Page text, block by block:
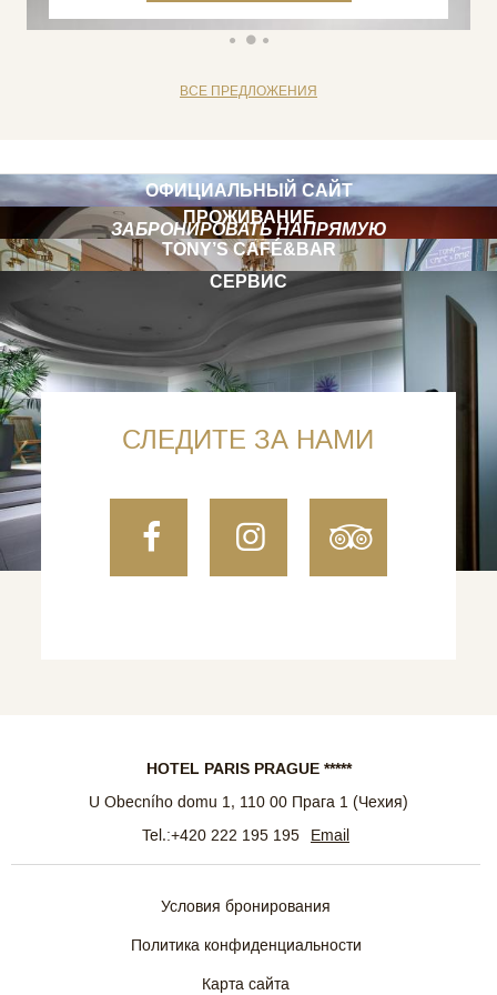
ВСЕ ПРЕДЛОЖЕНИЯ
ОФИЦИАЛЬНЫЙ САЙТ
ЗАБРОНИРОВАТЬ НАПРЯМУЮ
ПРОЖИВАНИЕ
TONY’S CAFÉ&BAR
СЕРВИС
СЛЕДИТЕ ЗА НАМИ
FacebookInstagram
HOTEL PARIS PRAGUE *****
U Obecního domu 1, 110 00 Прага 1 (Чехия)
Tel.:+420 222 195 195 Email
Условия бронирования
Политика конфиденциальности
Карта сайта